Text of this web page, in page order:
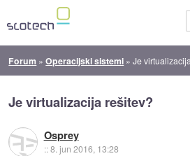
Forum »Operacijski sistemi »Je
Je virtualizacija rešitev?
Osprey
::8. jun 2016, 13:28